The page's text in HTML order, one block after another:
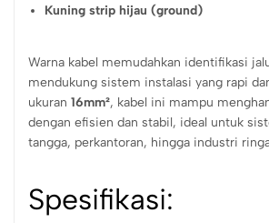
Kuning strip hijau (ground)
Warna kabel memudahkan identifikasi
mendukung sistem instalasi yang rapi
ukuran 16mm², kabel ini mampu
dengan efisien dan stabil, ideal untuk
tangga, perkantoran, hingga industri
Spesifikasi: